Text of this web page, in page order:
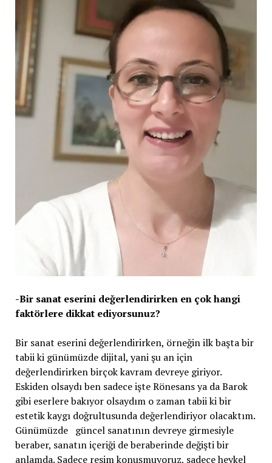
-Bir sanat eserini değerlendirirken en çok hangi
faktörlere dikkat ediyorsunuz?
Bir sanat eserini değerlendirirken, örneğin ilk başta bir
tabii ki günümüzde dijital, yani şu an için
değerlendirirken birçok kavram devreye giriyor.
Eskiden olsaydı ben sadece işte Rönesans ya da Barok
gibi eserlere bakıyor olsaydım o zaman tabii ki bir
estetik kaygı doğrultusunda değerlendiriyor olacaktım.
Günümüzde güncel sanatının devreye girmesiyle
beraber, sanatın içeriği de beraberinde değişti bir
anlamda. Sadece resim konuşmuyoruz, sadece heykel